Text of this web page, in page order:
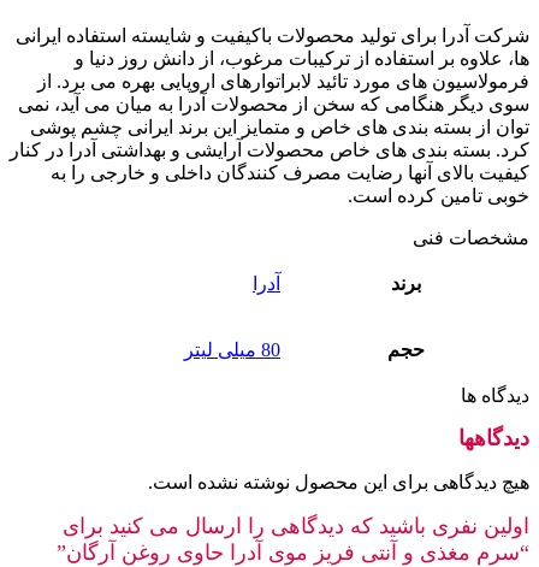
شرکت آدرا برای تولید محصولات باکیفیت و شایسته استفاده ایرانی
ها، علاوه بر استفاده از ترکیبات مرغوب، از دانش روز دنیا و
فرمولاسیون های مورد تائید لابراتوارهای اروپایی بهره می برد. از
سوی دیگر هنگامی که سخن از محصولات آدرا به میان می آید، نمی
توان از بسته بندی های خاص و متمایز این برند ایرانی چشم پوشی
کرد. بسته بندی های خاص محصولات آرایشی و بهداشتی آدرا در کنار
کیفیت بالای آنها رضایت مصرف کنندگان داخلی و خارجی را به
خوبی تامین کرده است.
مشخصات فنی
برند آدرا
حجم 80 میلی لیتر
دیدگاه ها
دیدگاهها
هیچ دیدگاهی برای این محصول نوشته نشده است.
اولین نفری باشید که دیدگاهی را ارسال می کنید برای
“سرم مغذی و آنتی فریز موی آدرا حاوی روغن آرگان”